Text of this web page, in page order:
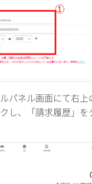
パネル画面にて右上
し、「請求履歴」を